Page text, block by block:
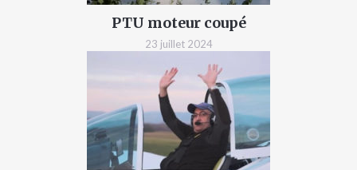
PTU moteur coupé
23 juillet 2024